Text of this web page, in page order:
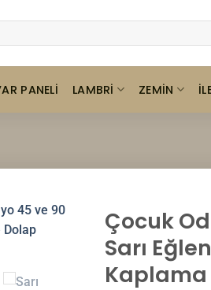
PANELI LAMBRI ZEMIN
Çocuk
Sarı
Kaplama